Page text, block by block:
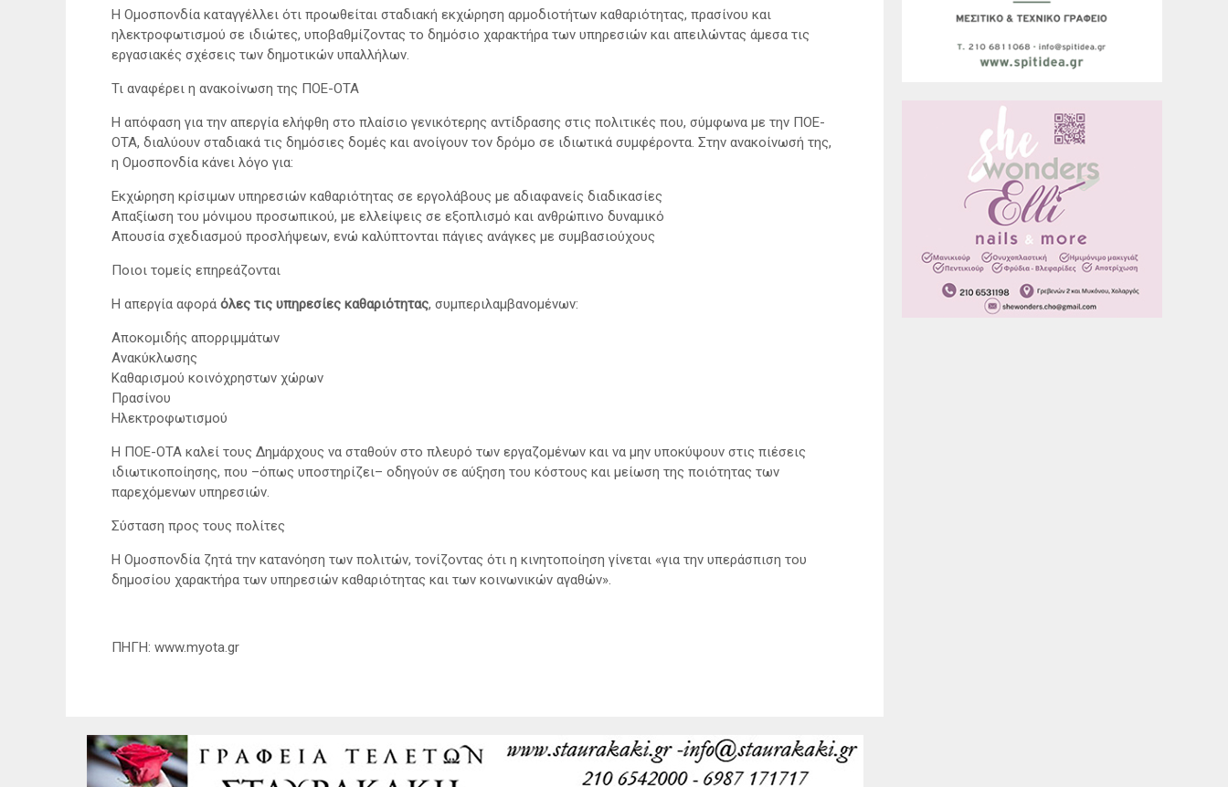
Η Ομοσπονδία καταγγέλλει ότι προωθείται σταδιακή εκχώρηση αρμοδιοτήτων καθαριότητας, πρασίνου και
ηλεκτροφωτισμού σε ιδιώτες, υποβαθμίζοντας το δημόσιο χαρακτήρα των υπηρεσιών και απειλώντας άμεσα τις
εργασιακές σχέσεις των δημοτικών υπαλλήλων.
Τι αναφέρει η ανακοίνωση της ΠΟΕ-ΟΤΑ
Η απόφαση για την απεργία ελήφθη στο πλαίσιο γενικότερης αντίδρασης στις πολιτικές που, σύμφωνα με την ΠΟΕ-
ΟΤΑ, διαλύουν σταδιακά τις δημόσιες δομές και ανοίγουν τον δρόμο σε ιδιωτικά συμφέροντα. Στην ανακοίνωσή της,
η Ομοσπονδία κάνει λόγο για:
Εκχώρηση κρίσιμων υπηρεσιών καθαριότητας σε εργολάβους με αδιαφανείς διαδικασίες
Απαξίωση του μόνιμου προσωπικού, με ελλείψεις σε εξοπλισμό και ανθρώπινο δυναμικό
Απουσία σχεδιασμού προσλήψεων, ενώ καλύπτονται πάγιες ανάγκες με συμβασιούχους
Ποιοι τομείς επηρεάζονται
Η απεργία αφορά όλες τις υπηρεσίες καθαριότητας, συμπεριλαμβανομένων:
Αποκομιδής απορριμμάτων
Ανακύκλωσης
Καθαρισμού κοινόχρηστων χώρων
Πρασίνου
Ηλεκτροφωτισμού
Η ΠΟΕ-ΟΤΑ καλεί τους Δημάρχους να σταθούν στο πλευρό των εργαζομένων και να μην υποκύψουν στις πιέσεις
ιδιωτικοποίησης, που –όπως υποστηρίζει– οδηγούν σε αύξηση του κόστους και μείωση της ποιότητας των
παρεχόμενων υπηρεσιών.
Σύσταση προς τους πολίτες
Η Ομοσπονδία ζητά την κατανόηση των πολιτών, τονίζοντας ότι η κινητοποίηση γίνεται «για την υπεράσπιση του
δημοσίου χαρακτήρα των υπηρεσιών καθαριότητας και των κοινωνικών αγαθών».
ΠΗΓΗ: www.myota.gr